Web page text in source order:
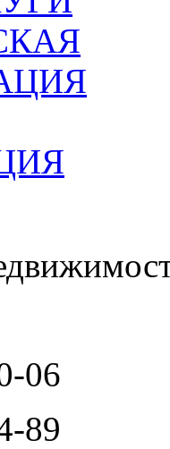
06
89